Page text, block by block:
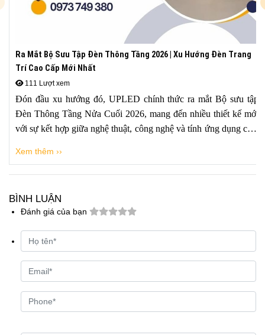
Ra Mắt Bộ Sưu Tập Đèn Thông Tầng 2026 | Xu Hướng Đèn Trang
Trí Cao Cấp Mới Nhất
111 Lượt xem
Đón đầu xu hướng đó, UPLED chính thức ra mắt Bộ sưu tập
Đèn Thông Tầng Nửa Cuối 2026, mang đến nhiều thiết kế mới
với sự kết hợp giữa nghệ thuật, công nghệ và tính ứng dụng cao.
ứng nhu cầu của nhiều loại hình kiến trúc và gu thẩm mỹ khác
Xem thêm ››
BÌNH LUẬN
Đánh giá của bạn